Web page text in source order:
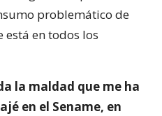
problemático de
en todos los
la maldad que me ha
en el Sename, en